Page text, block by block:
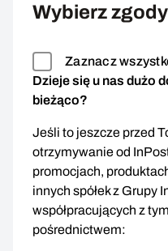
Wybierz zgody
Zaznacz
Dzieje się u nas dużo
bieżąco?
Jeśli to jeszcze przed
otrzymywanie od
promocjach,
innych spółek z Grupy
współpracujących z
pośrednictwem: